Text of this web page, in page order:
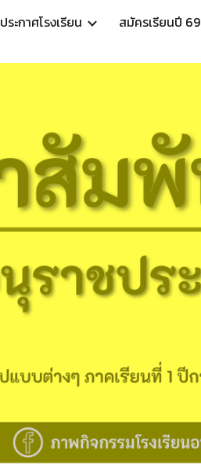
Skip to navigation
ประกาศโรงเรียน สมัครเรียนปี 69